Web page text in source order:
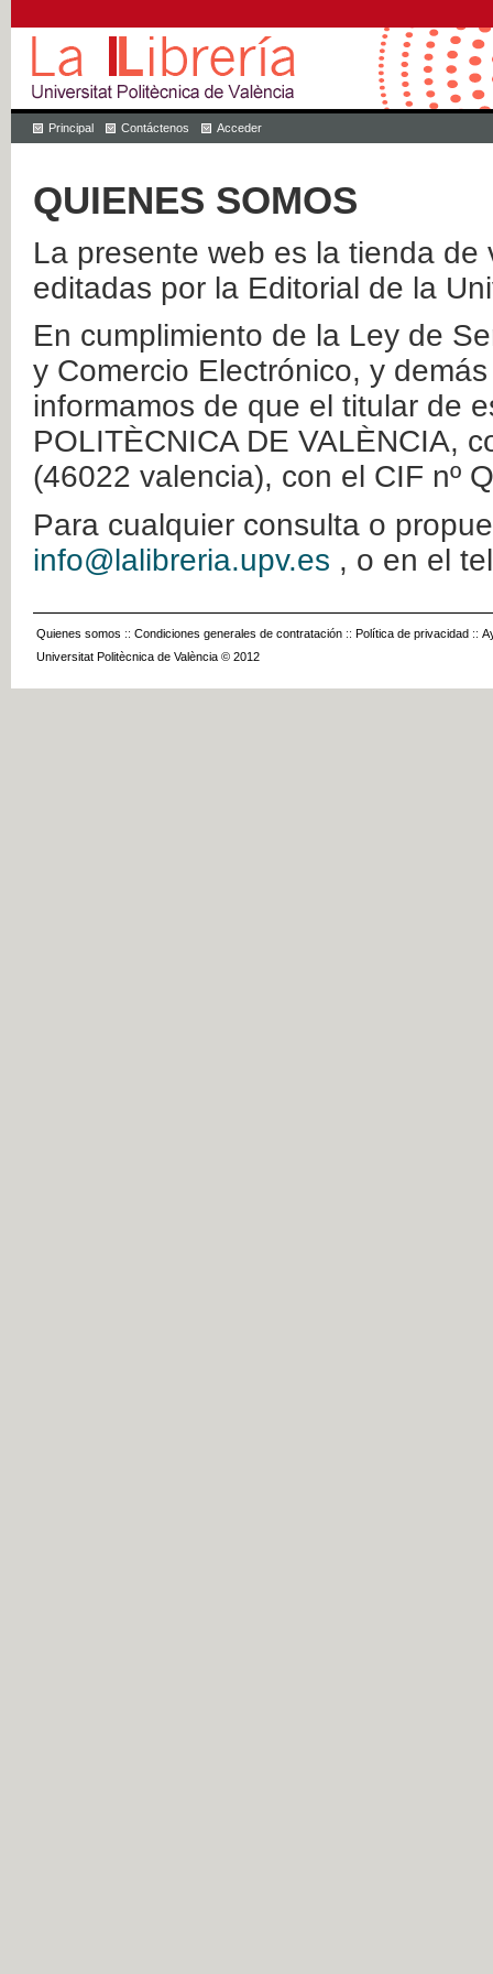
Principal Contáctenos Acceder
QUIENES SOMOS
La presente web es la tienda
editadas por la Editorial de la
En cumplimiento de la Ley de
y Comercio Electrónico, y
informamos de que el titular de
POLITÈCNICA DE VALÈNCIA,
(46022 valencia), con el CIF nº
Para cualquier consulta o
info@lalibreria.upv.es , o en el
Quienes somos :: Condiciones generales de contratación :: Política de privacidad ::
Universitat Politècnica de València © 2012